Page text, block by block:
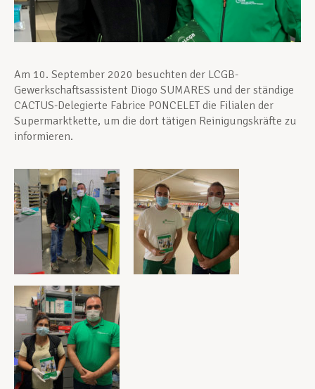
Am 10. September 2020 besuchten der LCGB-
Gewerkschaftsassistent Diogo SUMARES und der ständige
CACTUS-Delegierte Fabrice PONCELET die Filialen der
Supermarktkette, um die dort tätigen Reinigungskräfte zu
informieren.